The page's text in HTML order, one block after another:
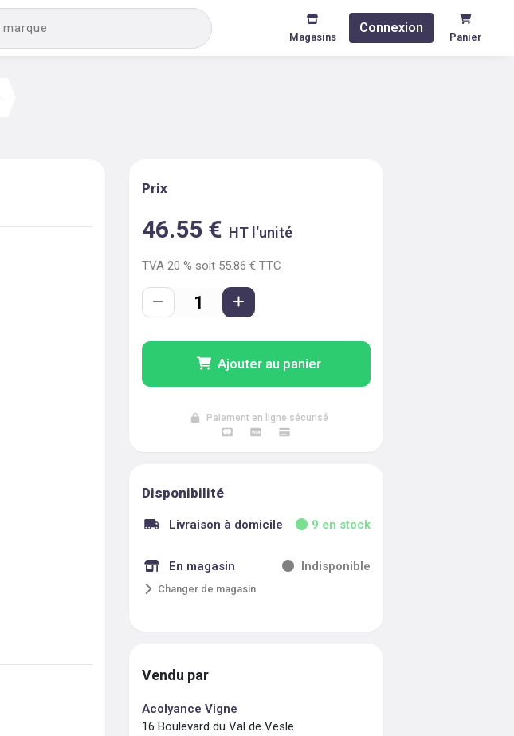
Magasins
Connexion
Panier
Prix
46.55 € HT l'unité
TVA20 % soit 55.86 € TTC
Ajouter au panier
Paiement en ligne sécurisé
Disponibilité
Livraison à domicile 9 en stock
En magasin Indisponible
Changer de magasin
Vendu par
Acolyance Vigne
16 Boulevard du Val de Vesle